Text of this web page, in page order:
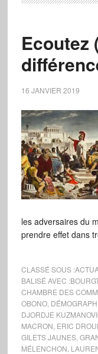
Ecoutez
16 JANVIER 2019
les adversaires du
prendre effet dans
CLASSÉ SOUS :
BALISÉ AVEC :
CHAMBRE DES
OBONO,
DJORDJE
MACRON ERIC
GILETS JAUNES,
MÉLENCHON